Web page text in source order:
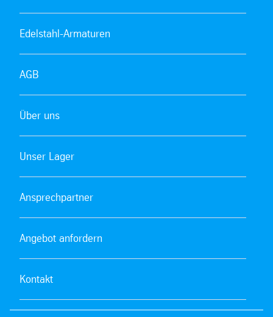
Edelstahl-Armaturen
AGB
Über uns
Unser Lager
Ansprechpartner
Angebot anfordern
Kontakt